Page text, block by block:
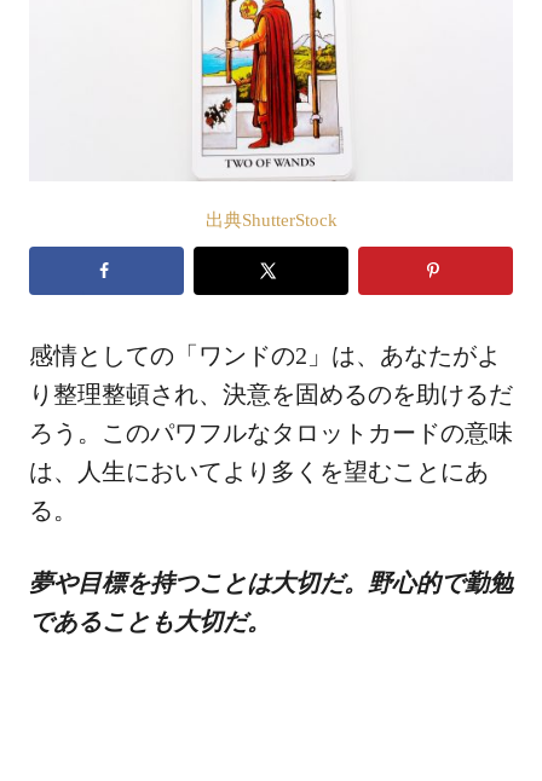
出典ShutterStock
感情としての「ワンドの2」は、あなたがよ
り整理整頓され、決意を固めるのを助けるだ
ろう。このパワフルなタロットカードの意味
は、人生においてより多くを望むことにあ
る。
夢や目標を持つことは大切だ。野心的で勤勉
であることも大切だ。